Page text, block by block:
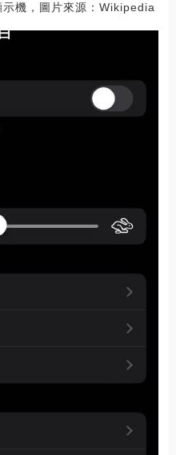
機，圖片來源：Wikipedia